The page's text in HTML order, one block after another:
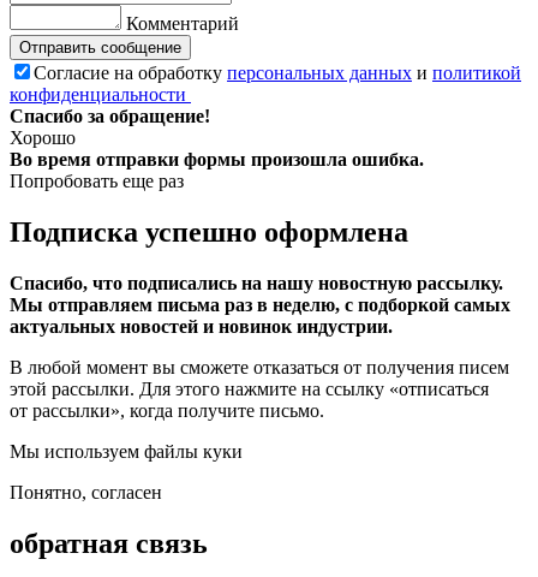
Комментарий
Отправить сообщение
Согласие на обработку персональных данных и политикой
конфиденциальности
Спасибо за обращение!
Хорошо
Во время отправки формы произошла ошибка.
Попробовать еще раз
Подписка успешно оформлена
Спасибо, что подписались на нашу новостную рассылку.
Мы отправляем письма раз в неделю, с подборкой самых
актуальных новостей и новинок индустрии.
В любой момент вы сможете отказаться от получения писем
этой рассылки. Для этого нажмите на ссылку «отписаться
от рассылки», когда получите письмо.
Мы используем файлы куки
Понятно, согласен
обратная связь